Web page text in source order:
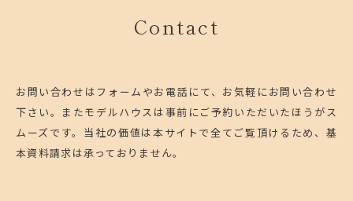
Contact
お問い合わせはフォームやお電話にて、お気軽にお問い合わせ
下さい。 またモデルハウスは事前にご予約いただいたほうがス
ムーズです。 当社の価値は本サイトで全てご覧頂けるため、基
本資料請求は承っておりません。